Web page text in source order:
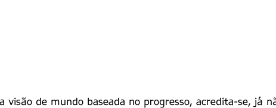
de mundo baseada no progresso, acredita-se, já